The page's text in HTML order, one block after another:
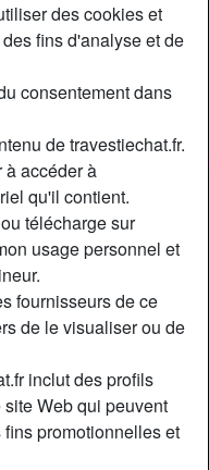
des cookies et
fins d'analyse et de
consentement dans
de travestiechat.fr.
à accéder à
qu'il contient.
télécharge sur
usage personnel et
fournisseurs de ce
de le visualiser ou de
inclut des profils
Web qui peuvent
promotionnelles et
AureNamsa
32
France
Paris
Transexuelle
Célibataire
Blonde
Oui